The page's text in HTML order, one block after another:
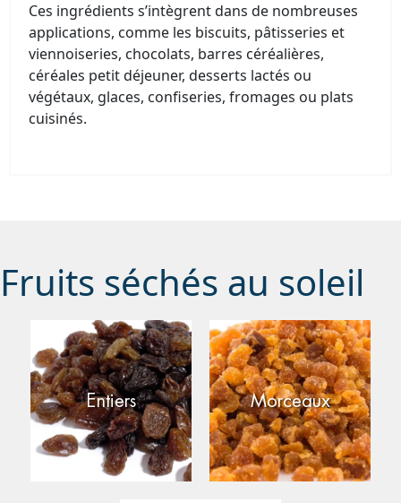
Ces ingrédients s’intègrent dans de nombreuses
applications, comme les biscuits, pâtisseries et
viennoiseries, chocolats, barres céréalières,
céréales petit déjeuner, desserts lactés ou
végétaux, glaces, confiseries, fromages ou plats
cuisinés.
Fruits séchés au soleil
Entiers Morceaux